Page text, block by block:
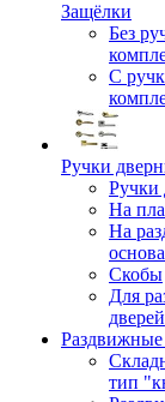
Защёлки
Без
С
Ручки
Ручки
На
На
Скобы
Для
дверей
тип